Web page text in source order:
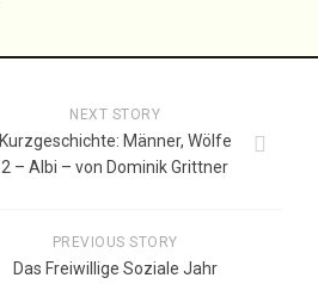
NEXT STORY
Kurzgeschichte: Männer, Wölfe
2 – Albi – von Dominik Grittner
PREVIOUS STORY
Das Freiwillige Soziale Jahr